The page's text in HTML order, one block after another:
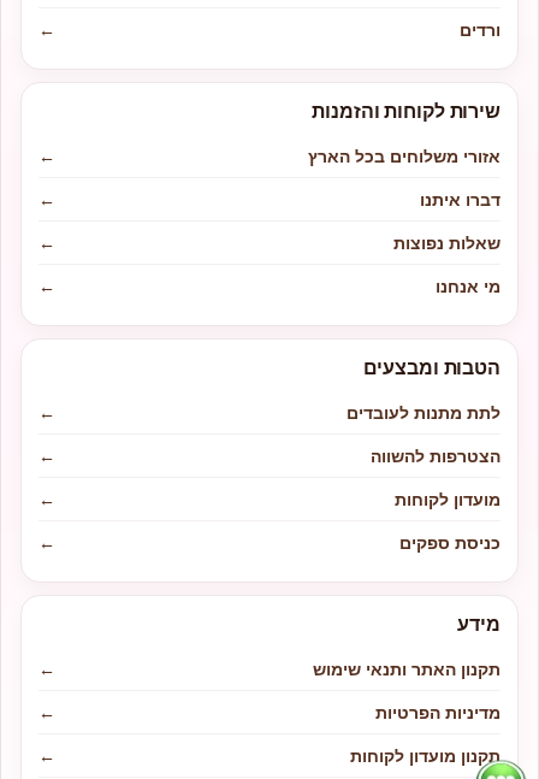
ורדים
←
שירות לקוחות והזמנות
אזורי משלוחים בכל הארץ
←
דברו איתנו
←
שאלות נפוצות
←
מי אנחנו
←
הטבות ומבצעים
לתת מתנות לעובדים
←
הצטרפות להשווה
←
מועדון לקוחות
←
כניסת ספקים
←
מידע
תקנון האתר ותנאי שימוש
←
מדיניות הפרטיות
←
תקנון מועדון לקוחות
←